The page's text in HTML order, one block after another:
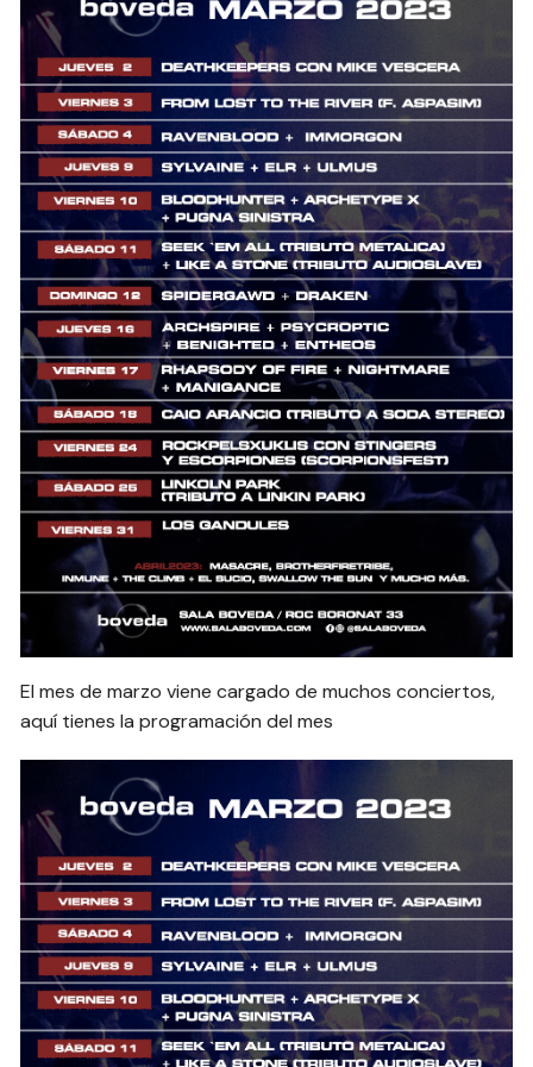
El mes de marzo viene cargado de muchos conciertos,
aquí tienes la programación del mes